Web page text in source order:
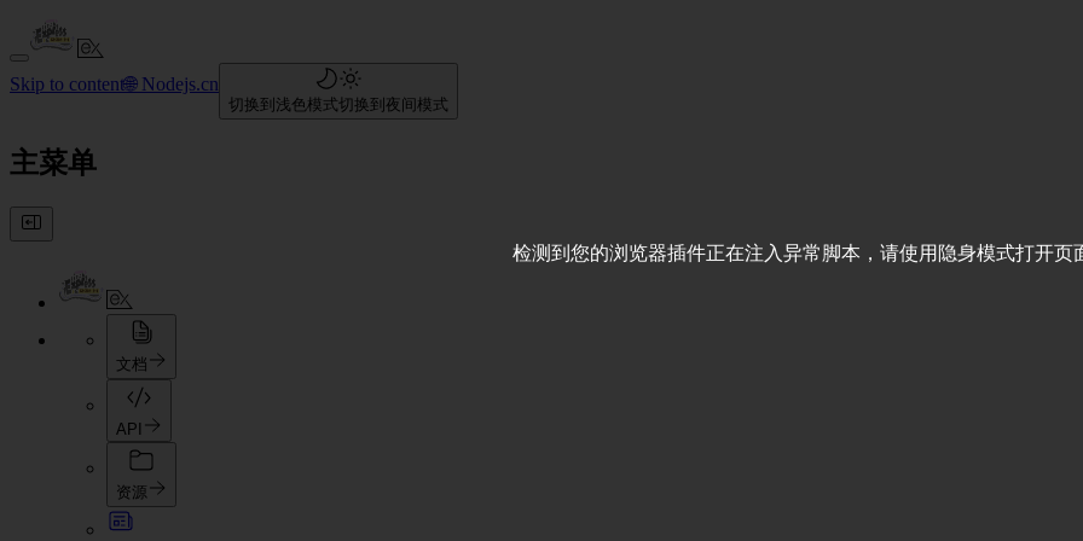
Skip to content🌐 Nodejs.cn
切换到浅色模式切换到夜间模式
主菜单
文档
API
资源
检测到您的浏览器插件正在注入异常脚本，请使用隐身模式打开页